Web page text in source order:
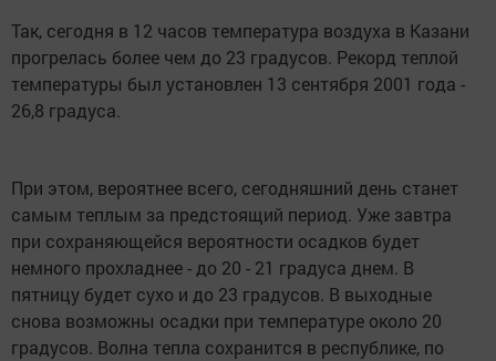
Так, сегодня в 12 часов температура воздуха в Казани
прогрелась более чем до 23 градусов. Рекорд теплой
температуры был установлен 13 сентября 2001 года -
26,8 градуса.
При этом, вероятнее всего, сегодняшний день станет
самым теплым за предстоящий период. Уже завтра
при сохраняющейся вероятности осадков будет
немного прохладнее - до 20 - 21 градуса днем. В
пятницу будет сухо и до 23 градусов. В выходные
снова возможны осадки при температуре около 20
градусов. Волна тепла сохранится в республике, по